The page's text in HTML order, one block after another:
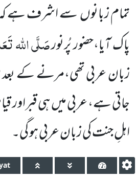
تمام زبانوں سے اشرف ہے
پاک آیا،حضور پُرنورصَلَّی اللہ
زبان عربی تھی،مرنے کے
جاتی ہے، عربی میں ہی قبراور
اہلِ جنت کی زبان عربی ہو گی۔